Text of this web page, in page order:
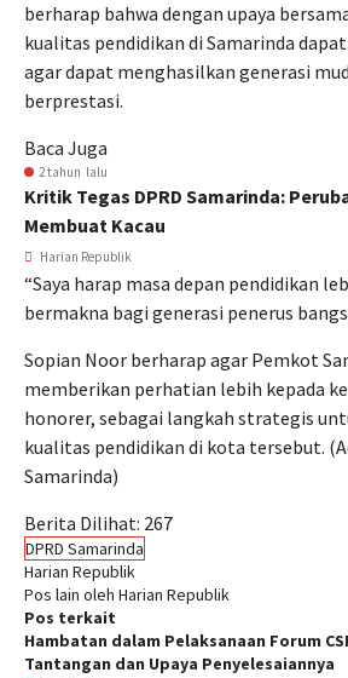
berharap bahwa dengan upaya
kualitas pendidikan di Samarinda
agar dapat menghasilkan generasi
berprestasi.
Baca Juga
2 tahun lalu
Kritik Tegas DPRD Samarinda:
Membuat Kacau
Harian Republik
“Saya harap masa depan pendidikan
bermakna bagi generasi penerus
Sopian Noor berharap agar Pemkot
memberikan perhatian lebih kepada
honorer, sebagai langkah strategis
kualitas pendidikan di kota tersebut.
Samarinda)
Berita Dilihat: 267
DPRD Samarinda
Harian Republik
Pos lain oleh Harian Republik
Pos terkait
Hambatan dalam Pelaksanaan Forum
Tantangan dan Upaya Penyelesaiannya